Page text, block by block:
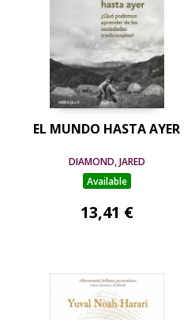
EL MUNDO HASTA AYER
DIAMOND, JARED
Available
13,41 €